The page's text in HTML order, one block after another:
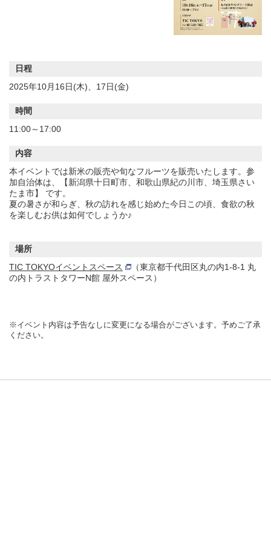
日程
2025年10月16日(木)、17日(金)
時間
11:00～17:00
内容
本イベントでは新米の販売や旬なフルーツを販売いたします。参
加自治体は、【新潟県十日町市、和歌山県紀の川市、埼玉県さい
たま市】 です。
夏の暑さが和らぎ、秋の訪れを感じ始めた今日この頃、食欲の秋
を楽しむお供は如何でしょうか♪
場所
TIC TOKYOイベントスペース
（東京都千代田区丸の内1-8-1 丸
の内トラストタワーN館 屋外スペース）
※イベント内容は予告なしに変更になる場合がございます。予めご了承
ください。